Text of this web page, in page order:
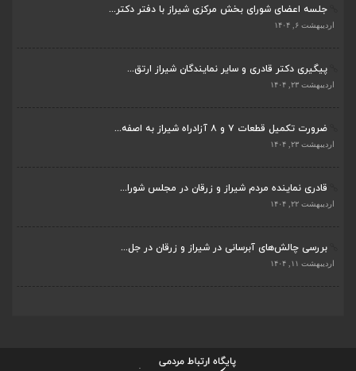
جلسه اعضای شورای بخش مرکزی شیراز با دفتر دکتر...
اردیبهشت ۶, ۱۴۰۴
پیگیری دکتر قادری و سایر نمایندگان شیراز ارتق...
اردیبهشت ۲۳, ۱۴۰۴
ضرورت تکمیل قطعات ۷ و ۸ آزادراه شیراز به اصفه...
اردیبهشت ۲۳, ۱۴۰۴
قادری نماینده مردم شیراز و زرقان در مجلس شورا...
اردیبهشت ۲۲, ۱۴۰۴
بررسی چالش‌های آبرسانی در شیراز و زرقان در جل...
اردیبهشت ۱۱, ۱۴۰۴